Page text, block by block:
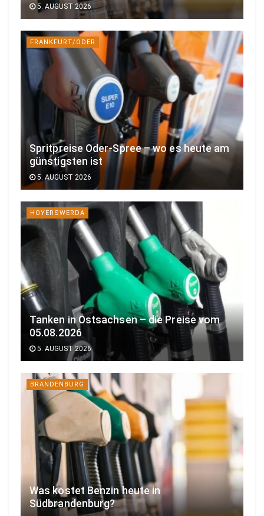
5. AUGUST 2026
FRANKFURT/ODER
Spritpreise Oder-Spree – wo es heute am
günstigsten ist
5. AUGUST 2026
HOYERSWERDA
Tanken in Ostsachsen – die Preise vom
05.08.2026
5. AUGUST 2026
BRANDENBURG
Was kostet Benzin heute in
Südbrandenburg?